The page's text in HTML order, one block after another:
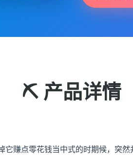
⛏️ 产品详情
赚点零花钱当中式的时期候，突